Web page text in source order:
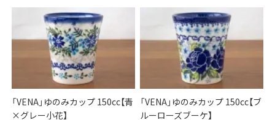
「VENA」ゆのみカップ 150cc【青
×グレー小花】
「VENA」ゆのみカップ 150cc【ブ
ルーローズブーケ】